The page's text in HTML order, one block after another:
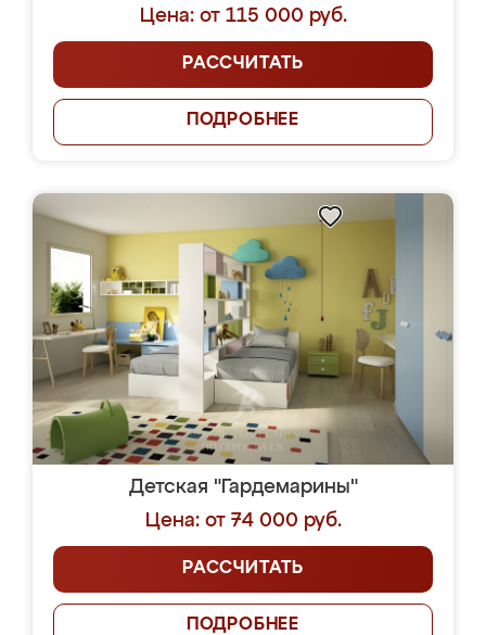
Цена: от 115 000 руб.
РАССЧИТАТЬ
ПОДРОБНЕЕ
Детская "Гардемарины"
Цена: от 74 000 руб.
РАССЧИТАТЬ
ПОДРОБНЕЕ